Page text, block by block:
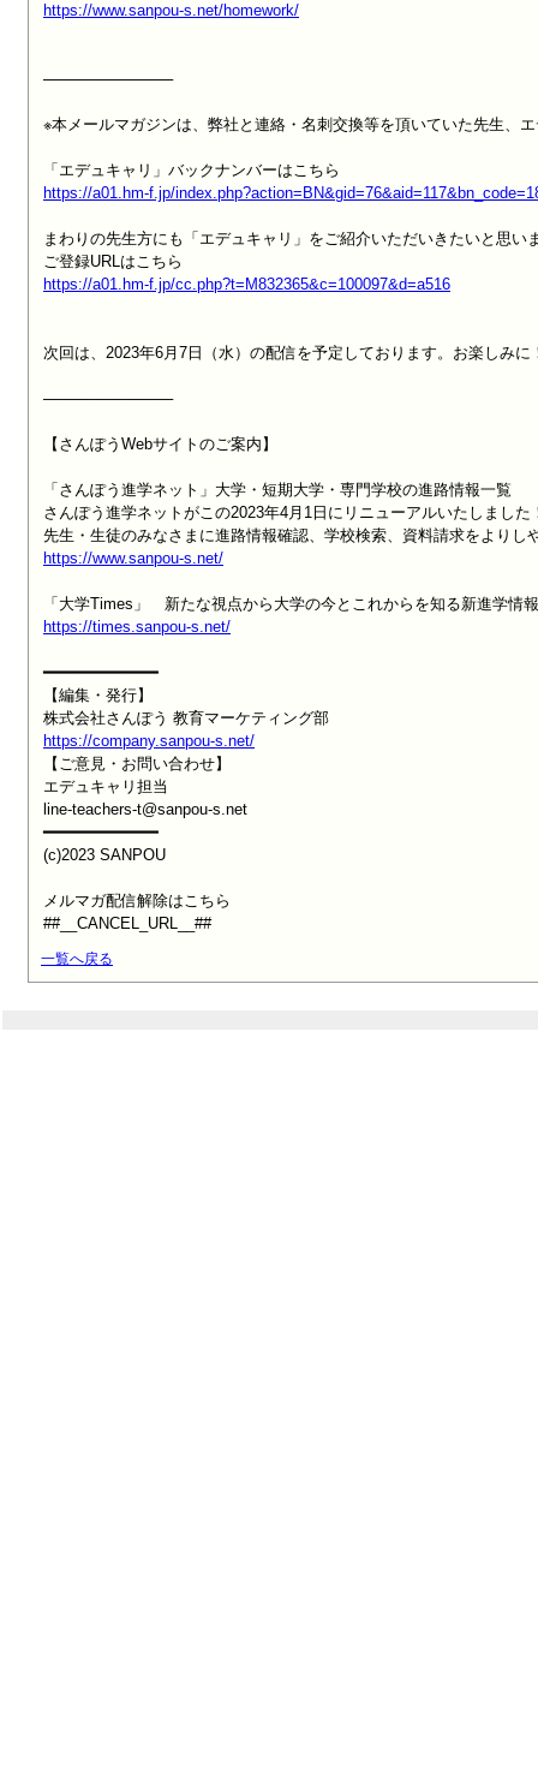
https://www.sanpou-s.net/homework/
────────────
※本メールマガジンは、弊社と連絡・名刺交換等を頂いていた先生、
https://a01.hm-f.jp/
まわりの先生方にも「エデュキャリ」をご紹介いただいきたいと思
https://a01.hm-f.jp/cc.php?t=M832365&c=100097&d=a516
次回は、2023年6月7日（水）の配信を予定しております。お楽しみに
────────────
【さんぽうWebサイトのご案内】
「さんぽう進学ネット」大学・短期大学・専門学校の進路情報一覧
さんぽう進学ネットがこの2023年4月1日にリニューアルいたしました
https://www.sanpou-s.net/
https://times.sanpou-s.net/
━━━━━━━━━━━━
【編集・発行】
https://company.sanpou-s.net/
【ご意見・お問い合わせ】
エデュキャリ担当
line-teachers-t@sanpou-s.net
━━━━━━━━━━━━
(c)2023 SANPOU
メルマガ配信解除はこちら
##__CANCEL_URL__##
一覧へ戻る